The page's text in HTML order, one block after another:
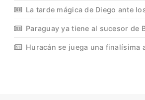
La tarde mágica de Diego ante
Paraguay ya tiene al sucesor de
Huracán se juega una finalísima